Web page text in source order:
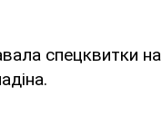
спецквитки на